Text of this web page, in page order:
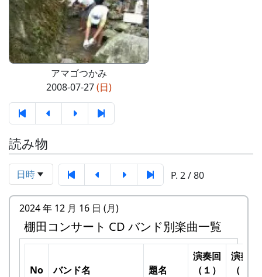
アマゴつかみ
2008-07-27(日)
読み物
日時 P. 2 / 80
2024 年 12 月 16 日 (月)
棚田コンサート CD バンド別楽曲一覧
No バンド名 題名
演奏回
（１）
演奏回
（２）